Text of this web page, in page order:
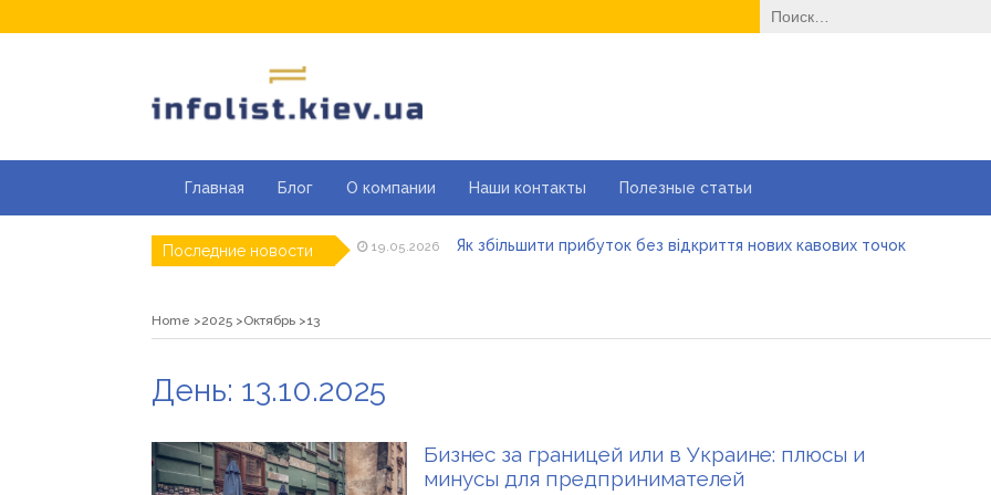
Найти:
Главная Блог О компании Наши контакты Полезные статьи
Последние новости 04.05.2026 Кращі автошколи онлайн в Україні: як обрати та де пройти тести ПДР
19.05.2026
Home 2025 Октябрь 13
День: 13.10.2025
Бизнес за границей или в Украине: плюсы и
минусы для предпринимателей